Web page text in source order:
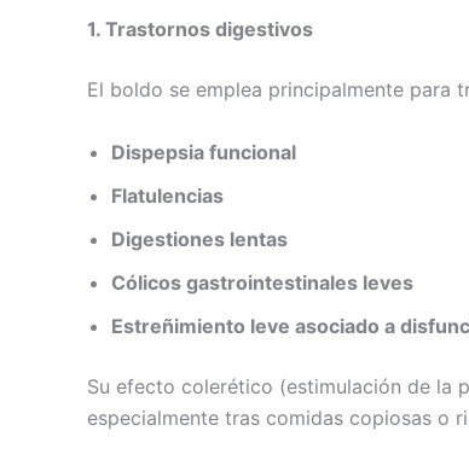
1. Trastornos digestivos
El boldo se emplea principalmente para
Dispepsia funcional
Flatulencias
Digestiones lentas
Cólicos gastrointestinales leves
Estreñimiento leve asociado a
Su efecto colerético (estimulación de la
especialmente tras comidas copiosas o